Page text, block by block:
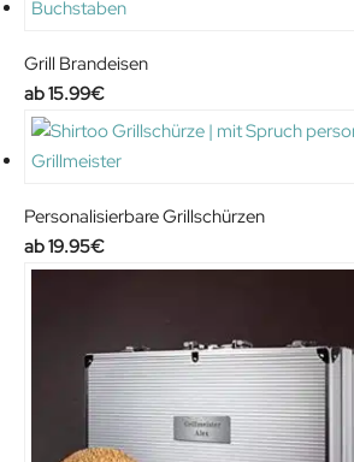
0
.
4
.
0
€
.
Grill Brandeisen
15.99€
Personalisierbare Grillschürzen
19.95€